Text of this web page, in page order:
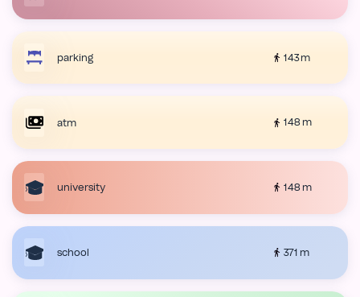
parking 143 m
atm 148 m
university 148 m
school 371 m